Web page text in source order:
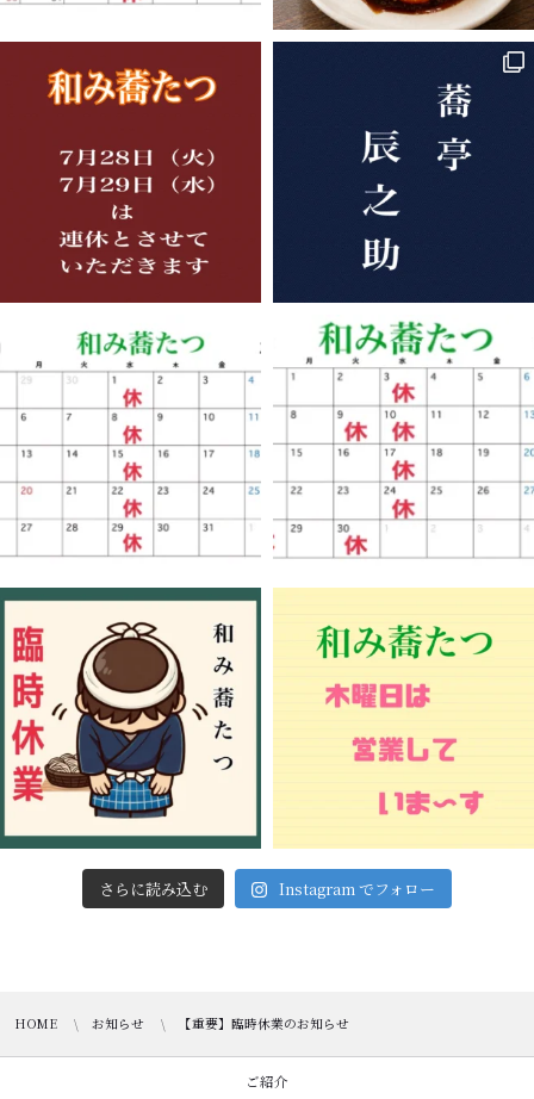
さらに読み込む Instagram でフォロー
HOME お知らせ 【重要】臨時休業のお知らせ
ご紹介